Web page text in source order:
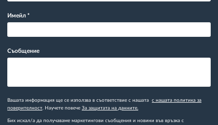
Имейл *
Съобщение
Вашата информация ще се използва в съответствие с нашата с нашата политика за
поверителност . Научете повече За защитата на данните.
Бих искал/а да получаваме маркетингови съобщения и новини във връзка с